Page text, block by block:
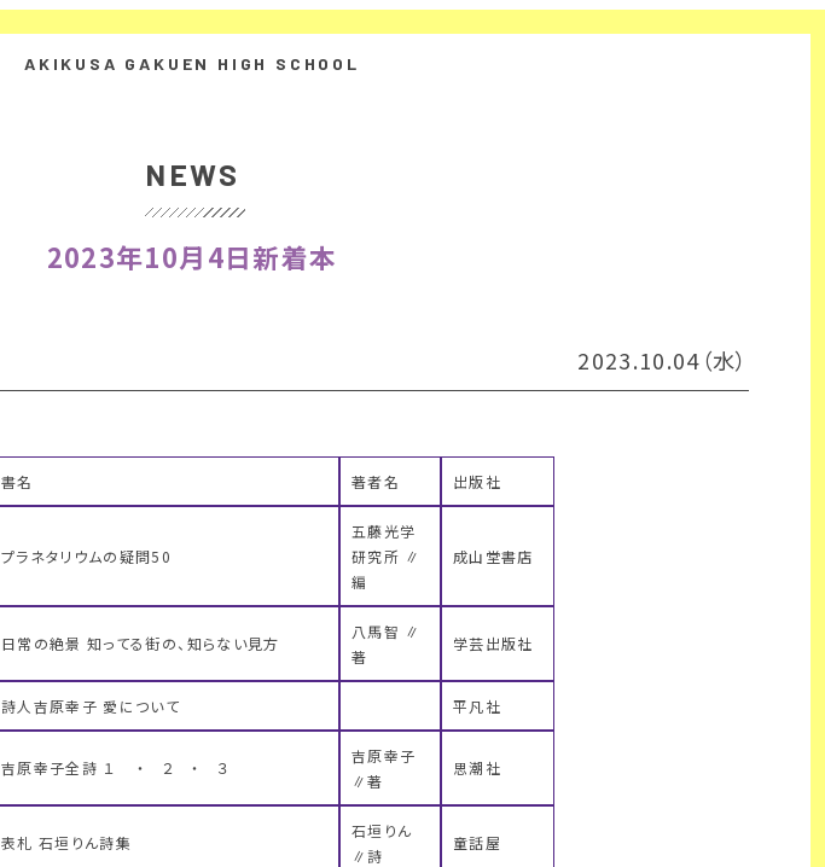
NEWS
2023年10月4日新着本
2023.10.04（水）
書名 著者名 出版社
プラネタリウムの疑問50
五藤光学
研究所 ∥
編
成山堂書店
日常の絶景 知ってる街の、知らない見方
八馬智 ∥
著
学芸出版社
詩人吉原幸子 愛について 平凡社
吉原幸子全詩 １ ・ ２ ・ ３
吉原幸子
∥著
思潮社
表札 石垣りん詩集
石垣りん
∥詩
童話屋